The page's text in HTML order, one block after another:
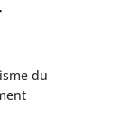
du